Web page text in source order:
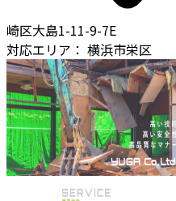
崎区大島1-11-9-7E
対応エリア： 横浜市栄区